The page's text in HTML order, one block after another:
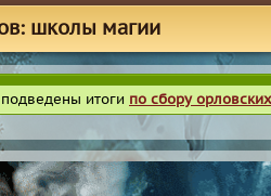
школы магии
итоги по сбору